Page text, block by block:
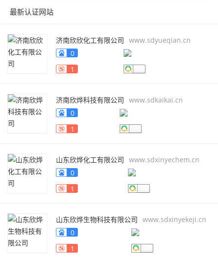
最新认证网站
济南欣欣化工有限公司 www.sdyueqian.cn
0
1
济南欣烨科技有限公司 www.sdkaikai.cn
0
1
山东欣烨化工有限公司 www.sdxinyechem.cn
0
1
山东欣烨生物科技有限公司 www.sdxinyekeji.cn
0
1